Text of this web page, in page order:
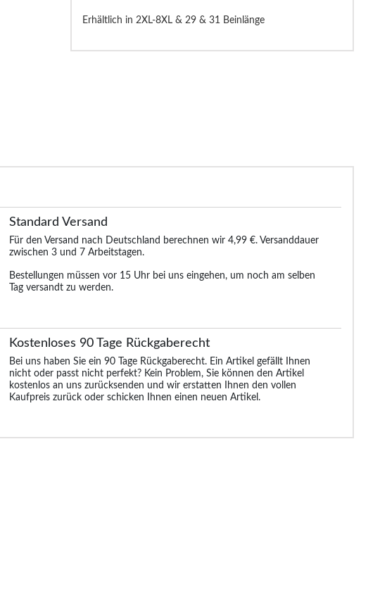
Erhältlich in 2XL-8XL & 29 & 31 Beinlänge
StandardVersand
Für den Versand nach Deutschland berechnen wir 4,99 €. Versanddauer
zwischen 3 und 7 Arbeitstagen.
Bestellungen müssen vor 15 Uhr bei uns eingehen, um noch am selben
Tag versandt zu werden.
Kostenloses 90 Tage Rückgaberecht
Bei uns haben Sie ein 90 Tage Rückgaberecht. Ein Artikel gefällt Ihnen
nicht oder passt nicht perfekt? Kein Problem, Sie können den Artikel
kostenlos an uns zurücksenden und wir erstatten Ihnen den vollen
Kaufpreis zurück oder schicken Ihnen einen neuen Artikel.
Jogginghose Schwarz
Bigdude 3/4-
Jogginghose mit Logo,
Schwarz
Schwarz